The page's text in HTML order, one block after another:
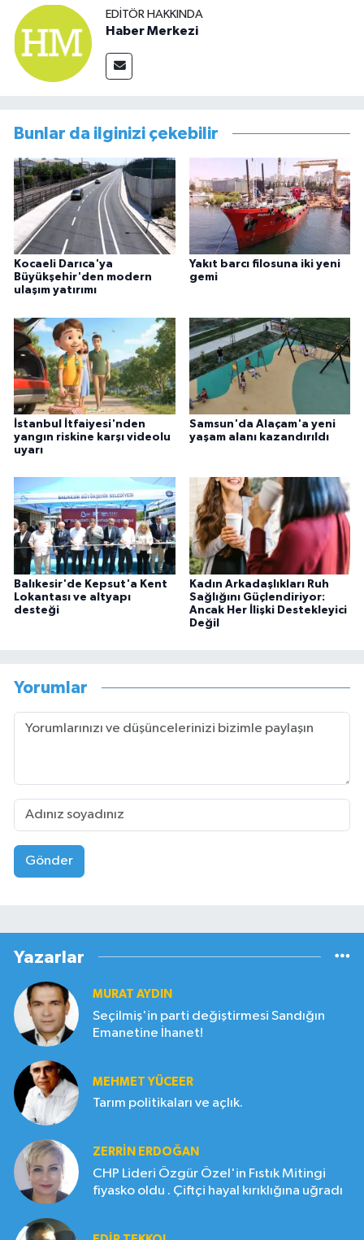
EDITÖR HAKKINDA
Haber Merkezi
Bunlar da ilginizi çekebilir
Kocaeli Darıca'ya
Büyükşehir'den modern
ulaşım yatırımı
Yakıt barcı filosuna iki yeni
gemi
İstanbul İtfaiyesi'nden
yangın riskine karşı videolu
uyarı
Samsun'da Alaçam'a yeni
yaşam alanı kazandırıldı
Balıkesir'de Kepsut'a Kent
Lokantası ve altyapı
desteği
Kadın Arkadaşlıkları Ruh
Sağlığını Güçlendiriyor:
Ancak Her İlişki Destekleyici
Değil
Yorumlar
Gönder
Yazarlar
MURAT AYDIN
Seçilmiş'in parti değiştirmesi Sandığın
Emanetine İhanet!
MEHMET YÜCEER
Tarım politikaları ve açlık.
ZERRIN ERDOĞAN
CHP Lideri Özgür Özel'in Fıstık Mitingi
fiyasko oldu . Çiftçi hayal kırıklığına uğradı